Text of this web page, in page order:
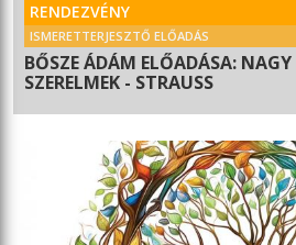
RENDEZVÉNY
ISMERETTERJESZTŐ ELŐADÁS
BŐSZE ÁDÁM ELŐADÁSA:
SZERELMEK - STRAUSS